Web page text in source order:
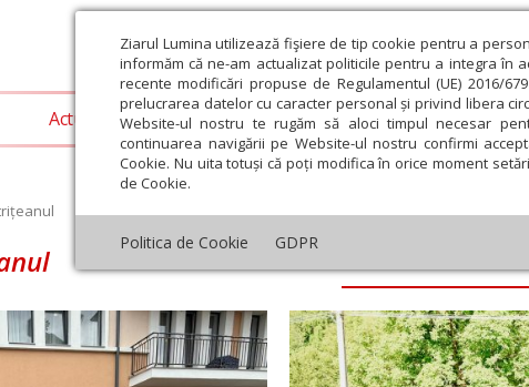
Ziarul Lumina utilizează fişiere de tip cookie pentru a
informăm că ne-am actualizat politicile pentru a integra în
recente modificări propuse de Regulamentul (UE) 2016/
prelucrarea datelor cu caracter personal și privind libera
Website-ul nostru te rugăm să aloci timpul necesar
continuarea navigării pe Website-ul nostru confirmi
Cookie. Nu uita totuși că poți modifica în orice moment
de Cookie.
Politica de Cookie GDPR
Actualitate religioasă Teologie și spiritualitate